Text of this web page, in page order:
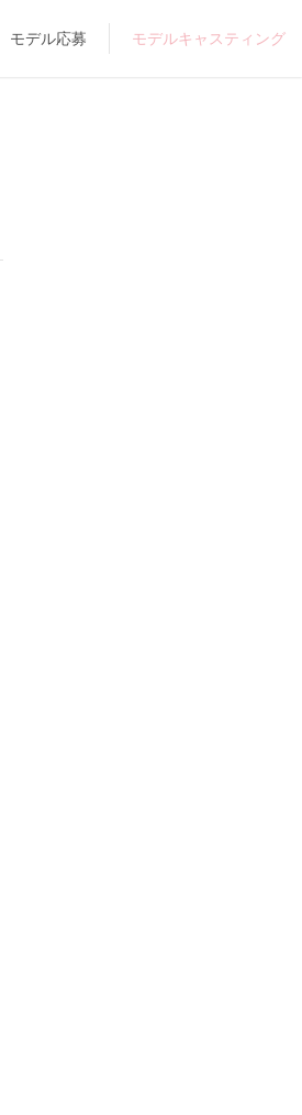
モデル応募 モデルキャスティング